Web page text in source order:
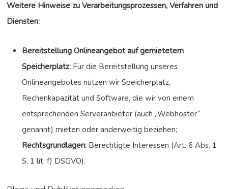
Weitere Hinweise zu Verarbeitungsprozessen, Verfahren und
Diensten:
Bereitstellung Onlineangebot auf gemietetem
Speicherplatz: Für die Bereitstellung unseres
Onlineangebotes nutzen wir Speicherplatz,
Rechenkapazität und Software, die wir von einem
entsprechenden Serveranbieter (auch „Webhoster“
genannt) mieten oder anderweitig beziehen;
Rechtsgrundlagen: Berechtigte Interessen (Art. 6 Abs. 1
S. 1 lit. f) DSGVO).